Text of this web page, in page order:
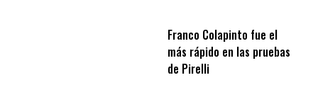
Franco Colapinto fue el
más rápido en las pruebas
de Pirelli